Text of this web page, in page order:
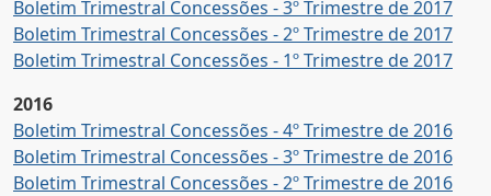
Boletim Trimestral Concessões - 3º Trimestre de 2017
Boletim Trimestral Concessões - 2º Trimestre de 2017
Boletim Trimestral Concessões - 1º Trimestre de 2017
2016
Boletim Trimestral Concessões - 4º Trimestre de 2016
Boletim Trimestral Concessões - 3º Trimestre de 2016
Boletim Trimestral Concessões - 2º Trimestre de 2016